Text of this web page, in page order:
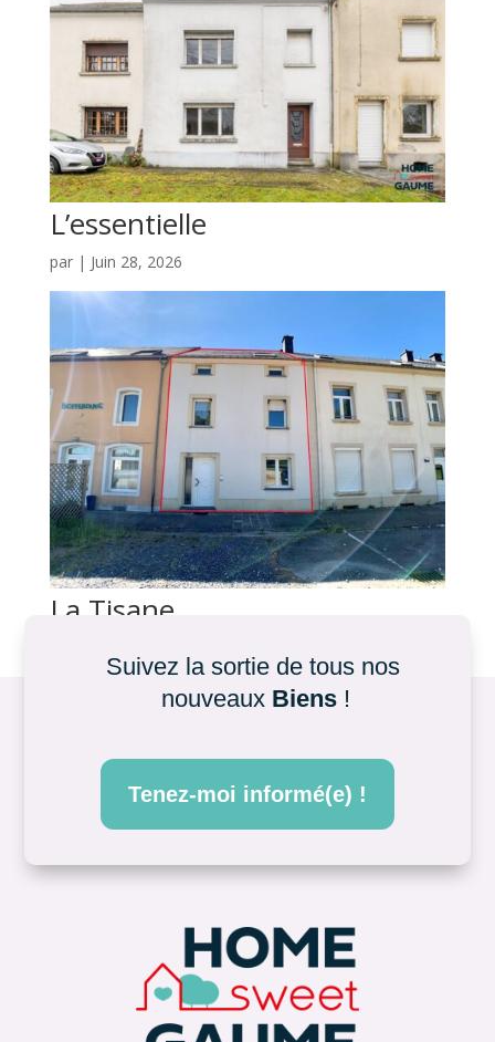
L’essentielle
par | Juin 28, 2026
La Tisane
Suivez la sortie de tous nos
nouveaux Biens !
Tenez-moi informé(e) !